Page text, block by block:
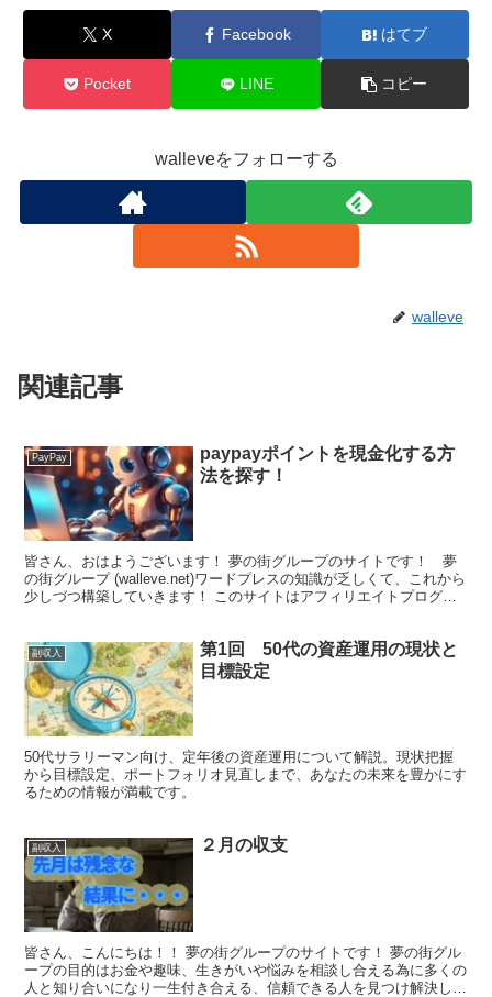
X Facebook はてブ
Pocket LINE コピー
walleveをフォローする
walleve
関連記事
PayPay
paypayポイントを現金化する方
法を探す！
皆さん、おはようございます！ 夢の街グループのサイトです！ 夢
の街グループ (walleve.net)ワードプレスの知識が乏しくて、これから
少しづつ構築していきます！ このサイトはアフィリエイトプログラ
副収入
第1回 50代の資産運用の現状と
目標設定
50代サラリーマン向け、定年後の資産運用について解説。現状把握
から目標設定、ポートフォリオ見直しまで、あなたの未来を豊かにす
るための情報が満載です。
副収入 ２月の収支
皆さん、こんにちは！！ 夢の街グループのサイトです！ 夢の街グル
ープの目的はお金や趣味、生きがいや悩みを相談し合える為に多くの
人と知り合いになり一生付き合える、信頼できる人を見つけ解決した